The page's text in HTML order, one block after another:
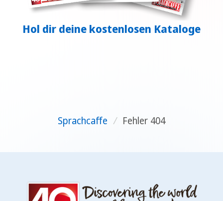
Hol dir deine kostenlosen Kataloge
Sprachcaffe / Fehler 404